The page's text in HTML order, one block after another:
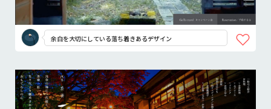
余白を大切にしている落ち着きあるデザイン